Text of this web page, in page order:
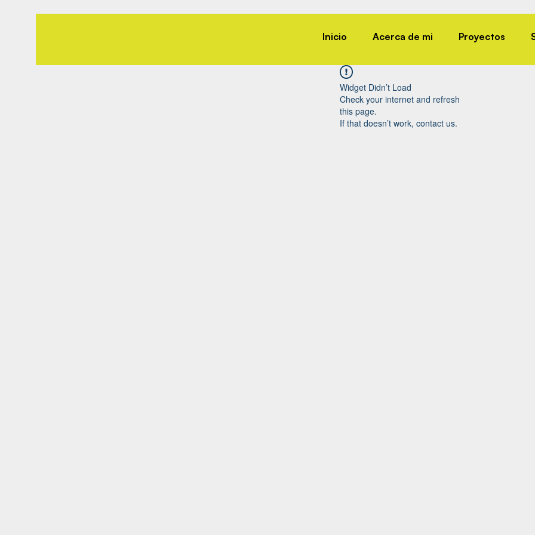
Inicio Acerca de mi Proyectos
Widget Didn’t Load
Check your internet and refresh
this page.
If that doesn’t work, contact us.